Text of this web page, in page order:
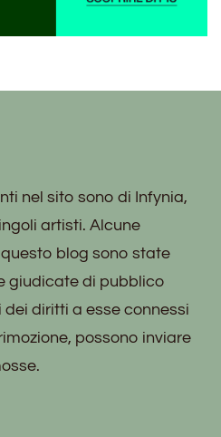
nel sito sono di Infynia,
artisti. Alcune
blog sono state
giudicate di pubblico
diritti a esse connessi
possono inviare